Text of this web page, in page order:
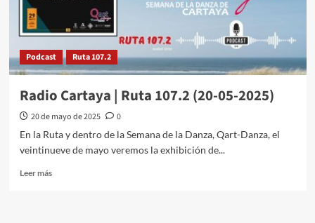
Podcast Ruta 107.2
Radio Cartaya | Ruta 107.2 (20-05-2025)
20 de mayo de 2025
0
En la Ruta y dentro de la Semana de la Danza, Qart-Danza, el
veintinueve de mayo veremos la exhibición de...
Leer más